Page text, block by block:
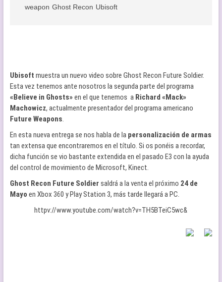
weapon Ghost Recon Ubisoft
Ubisoft muestra un nuevo video sobre Ghost Recon Future Soldier.
Esta vez tenemos ante nosotros la segunda parte del programa
«Believe in Ghosts» en el que tenemos a Richard «Mack»
Machowicz, actualmente presentador del programa americano
Future Weapons.
En esta nueva entrega se nos habla de la personalización de armas
tan extensa que encontraremos en el título. Si os ponéis a recordar,
dicha función se vio bastante extendida en el pasado E3 con la ayuda
del control de movimiento de Microsoft, Kinect.
Ghost Recon Future Soldier saldrá a la venta el próximo 24 de
Mayo en Xbox 360 y Play Station 3, más tarde llegará a PC.
httpv://www.youtube.com/watch?v=TH5BTeiC5wc&